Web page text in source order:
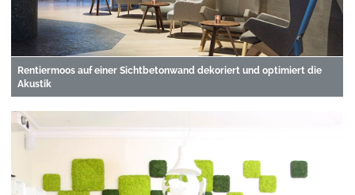
Rentiermoos auf einer Sichtbetonwand dekoriert und optimiert die
Akustik